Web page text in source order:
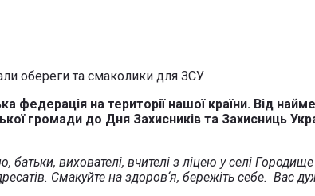
федерація на території нашої країни. Від
громади до Дня Захисників та Захисниць
батьки, вихователі, вчителі з ліцею у селі
Смакуйте на здоров‘я, бережіть себе. Вас